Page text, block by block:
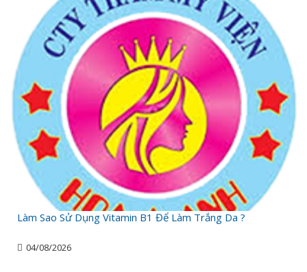
Làm Sao Sử Dụng Vitamin B1 Để Làm Trắng Da ?
04/08/2026